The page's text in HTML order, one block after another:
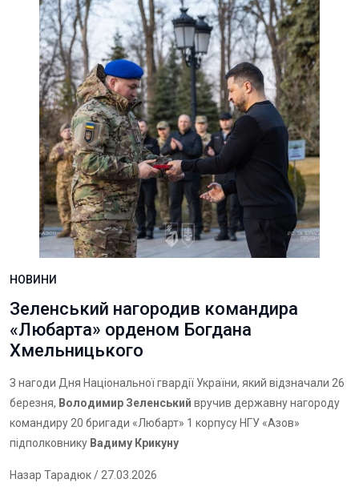
НОВИНИ
Зеленський нагородив командира
«Любарта» орденом Богдана
Хмельницького
З нагоди Дня Національної гвардії України, який відзначали 26
березня, Володимир Зеленський вручив державну нагороду
командиру 20 бригади «Любарт» 1 корпусу НГУ «Азов»
підполковнику Вадиму Крикуну
Назар Тарадюк/ 27.03.2026